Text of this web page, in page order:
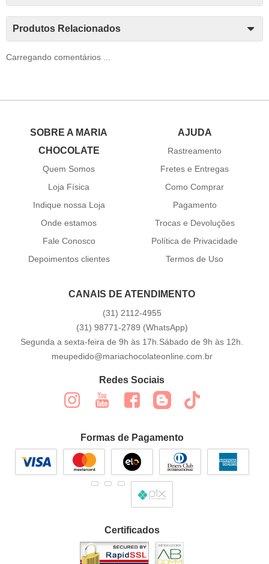
Produtos Relacionados
Carregando comentários ...
SOBRE A MARIA
CHOCOLATE
Quem Somos
Loja Física
Indique nossa Loja
Onde estamos
Fale Conosco
Depoimentos clientes
AJUDA
Rastreamento
Fretes e Entregas
Como Comprar
Pagamento
Trocas e Devoluções
Política de Privacidade
Termos de Uso
CANAIS DE ATENDIMENTO
(31) 2112-4955
(31) 98771-2789 (WhatsApp)
Segunda a sexta-feira de 9h às 17h.Sábado de 9h às 12h.
meupedido@mariachocolateonline.com.br
Redes Sociais
Formas de Pagamento
Certificados